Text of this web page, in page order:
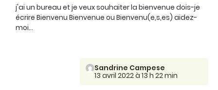
j'ai un bureau et je veux souhaiter la bienvenue dois-je
écrire Bienvenu Bienvenue ou Bienvenu(e,s,es) aidez-
moi...
Sandrine Campese
13 avril 2022 à 13 h 22 min